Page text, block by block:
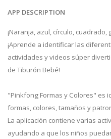
APP DESCRIPTION
¡Naranja, azul, círculo,
¡Aprende a identificar las
actividades y videos súper
de Tiburón Bebé!
"Pinkfong Formas y Colores" es
formas, colores, tamaños y
La aplicación contiene varias
ayudando a que los niños